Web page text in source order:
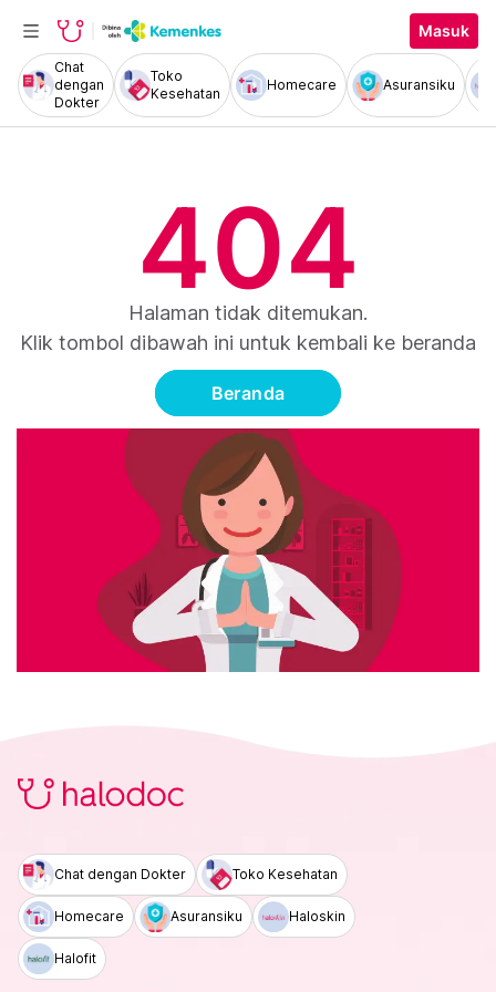
Masuk
Chat
dengan
Dokter
Toko
Kesehatan
Homecare Asuransiku
404
Halaman tidak ditemukan.
Klik tombol dibawah ini untuk kembali ke beranda
Beranda
Chat dengan Dokter Toko Kesehatan
Homecare Asuransiku Haloskin
Halofit